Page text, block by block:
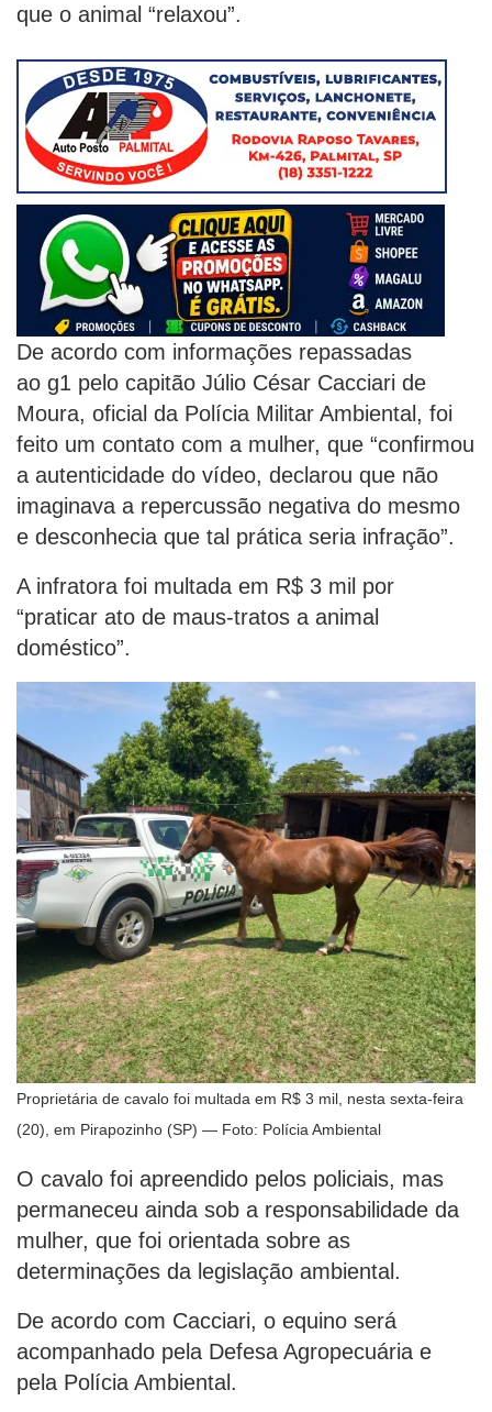
que o animal “relaxou”.
De acordo com informações repassadas
ao g1 pelo capitão Júlio César Cacciari de
Moura, oficial da Polícia Militar Ambiental, foi
feito um contato com a mulher, que “confirmou
a autenticidade do vídeo, declarou que não
imaginava a repercussão negativa do mesmo
e desconhecia que tal prática seria infração”.
A infratora foi multada em R$ 3 mil por
“praticar ato de maus-tratos a animal
doméstico”.
Proprietária de cavalo foi multada em R$ 3 mil, nesta sexta-feira
(20), em Pirapozinho (SP) — Foto: Polícia Ambiental
O cavalo foi apreendido pelos policiais, mas
permaneceu ainda sob a responsabilidade da
mulher, que foi orientada sobre as
determinações da legislação ambiental.
De acordo com Cacciari, o equino será
acompanhado pela Defesa Agropecuária e
pela Polícia Ambiental.